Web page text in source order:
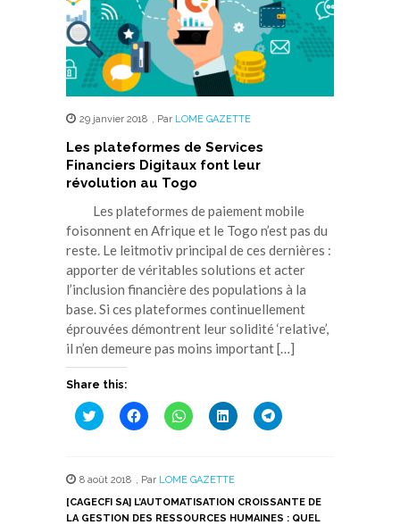
29 janvier 2018 , Par LOME GAZETTE
Les plateformes de Services
Financiers Digitaux font leur
révolution au Togo
Les plateformes de paiement mobile
foisonnent en Afrique et le Togo n’est pas du
reste. Le leitmotiv principal de ces dernières :
apporter de véritables solutions et acter
l’inclusion financière des populations à la
base. Si ces plateformes continuellement
éprouvées démontrent leur solidité ‘relative’,
il n’en demeure pas moins important […]
Share this:
Cliquez
pour
une
nouvelle
fenêtre)
Cliquez
pour
une
nouvelle
fenêtre)
Cliquez
pour
une
nouvelle
fenêtre)
Cliquez
pour
une
nouvelle
fenêtre)
Cliquez
pour
nouvelle
fenêtre)
8 août 2018 , Par LOME GAZETTE
[CAGECFI SA] L’AUTOMATISATION CROISSANTE DE
LA GESTION DES RESSOURCES HUMAINES : QUEL